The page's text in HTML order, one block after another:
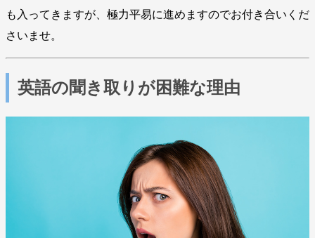
も入ってきますが、極力平易に進めますのでお付き合いくだ
さいませ。
英語の聞き取りが困難な理由